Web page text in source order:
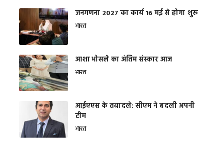
जनगणना 2027 का कार्य 16 मई से होगा शुरू
भारत
आशा भोसले का अंतिम संस्कार आज
भारत
आईएएस के तबादले: सीएम ने बदली अपनी
टीम
भारत